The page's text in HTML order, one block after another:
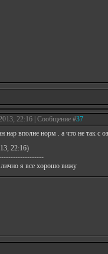
22:16 | Сообщение #37
нар вполне норм . а что не так с
22:16)
лично я все хорошо вижу